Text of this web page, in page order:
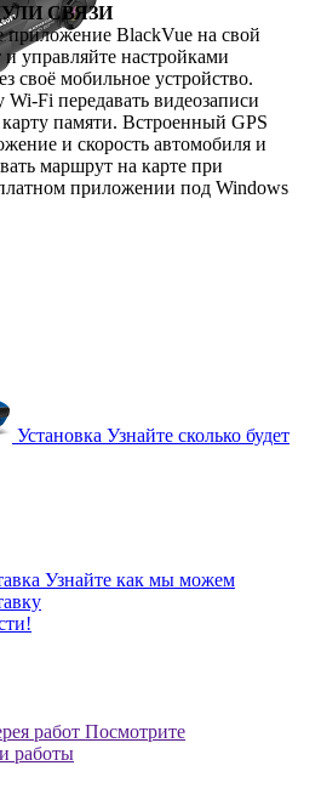
СВЯЗИ
приложение BlackVue на свой
управляйте настройками
своё мобильное устройство.
Wi-Fi передавать видеозаписи
памяти. Встроенный GPS
и скорость автомобиля и
маршрут на карте при
приложении под Windows
Установка Узнайте сколько будет
Узнайте как мы можем
работ Посмотрите
работы